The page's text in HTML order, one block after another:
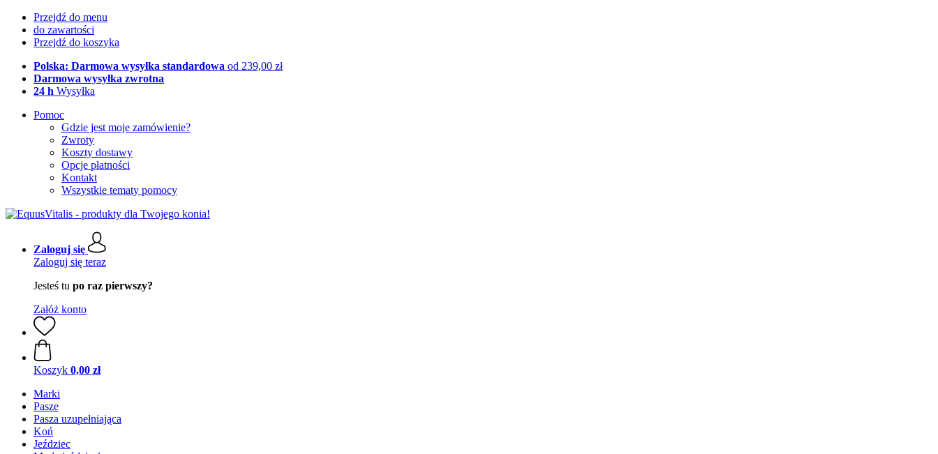
Przejdź do menu
do zawartości
Przejdź do koszyka
Polska: Darmowa wysyłka standardowa od 239,00 zł
Darmowa wysyłka zwrotna
24 h Wysyłka
Pomoc
Gdzie jest moje zamówienie?
Zwroty
Koszty dostawy
Opcje płatności
Kontakt
Wszystkie tematy pomocy
Zaloguj się
Zaloguj się teraz
Jesteś tu po raz pierwszy?
Załóż konto
Koszyk 0,00 zł
Marki
Pasze
Pasza uzupełniająca
Koń
Jeździec